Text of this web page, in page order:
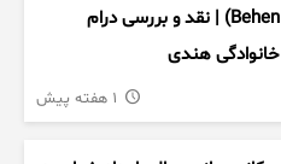
Behen) | نقد و بررسی درام
خانوادگی هندی